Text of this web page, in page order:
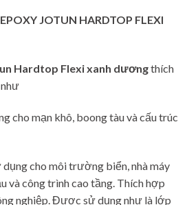
JOTUN HARDTOP FLEXI
Hardtop Flexi xanh dươngthích
cho mạn khô, boong tàu và cấu trúc
cho môi trường biển, nhà máy
và công trình cao tầng. Thích hợp
nghiệp. Được sử dụng như là lớp